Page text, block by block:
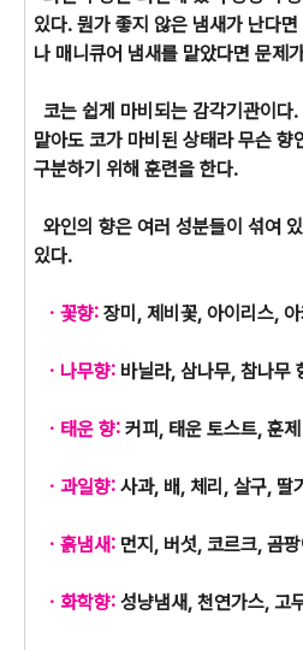
있다. 뭔가 좋지 않은 냄새가 난다
나 매니큐어 냄새를 맡았다면 문제
코는 쉽게 마비되는 감각기관이
맡아도 코가 마비된 상태라 무슨
구분하기 위해 훈련을 한다.
와인의 향은 여러 성분들이 섞여
있다.
ㆍ꽃향: 장미, 제비꽃, 아이리스,
ㆍ나무향: 바닐라, 삼나무, 참나무
ㆍ태운 향: 커피, 태운 토스트, 훈
ㆍ과일향: 사과, 배, 체리, 살구, 딸
ㆍ흙냄새: 먼지, 버섯, 코르크, 곰
ㆍ화학향: 성냥냄새, 천연가스, 고